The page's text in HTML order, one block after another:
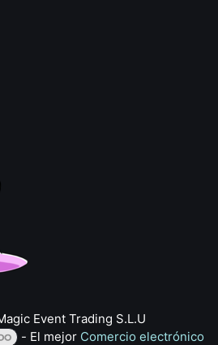
Event Trading S.L.U
- El mejor Comercio electrónico